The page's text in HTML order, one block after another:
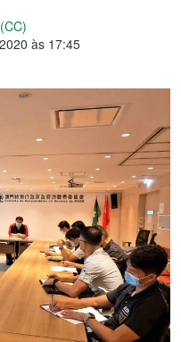
às 17:45